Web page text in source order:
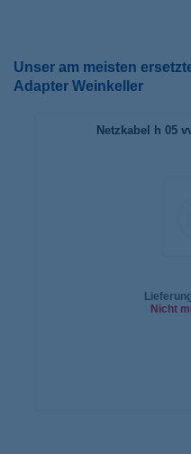
Unser am meisten
Adapter Weinkeller
Netzkabel h 05
Nicht